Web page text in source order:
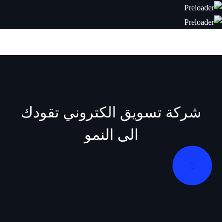
شركةتسويق الكتروني تقودك
الى النمو